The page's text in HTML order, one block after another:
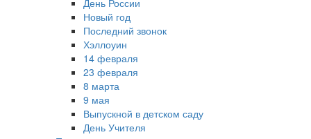
День России
Новый год
Последний звонок
Хэллоуин
14 февраля
23 февраля
8 марта
9 мая
Выпускной в детском саду
День Учителя